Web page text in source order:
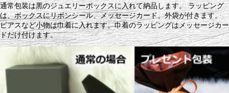
通常包装は黒のジュエリーボックスに入れて納品します。 ラッピング
は、ボックスにリボンシール、メッセージカード、外袋が付きます。
ピアスなど小物は巾着に入れます。巾着のラッピングはメッセージカー
ドだけ付けます。